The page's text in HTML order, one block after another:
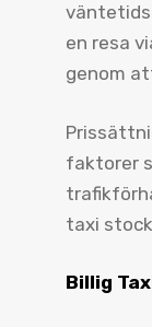
en resa
genom
faktorer
taxi
Billig